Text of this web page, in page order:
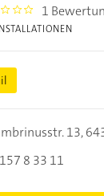
1
13,
8 33 11